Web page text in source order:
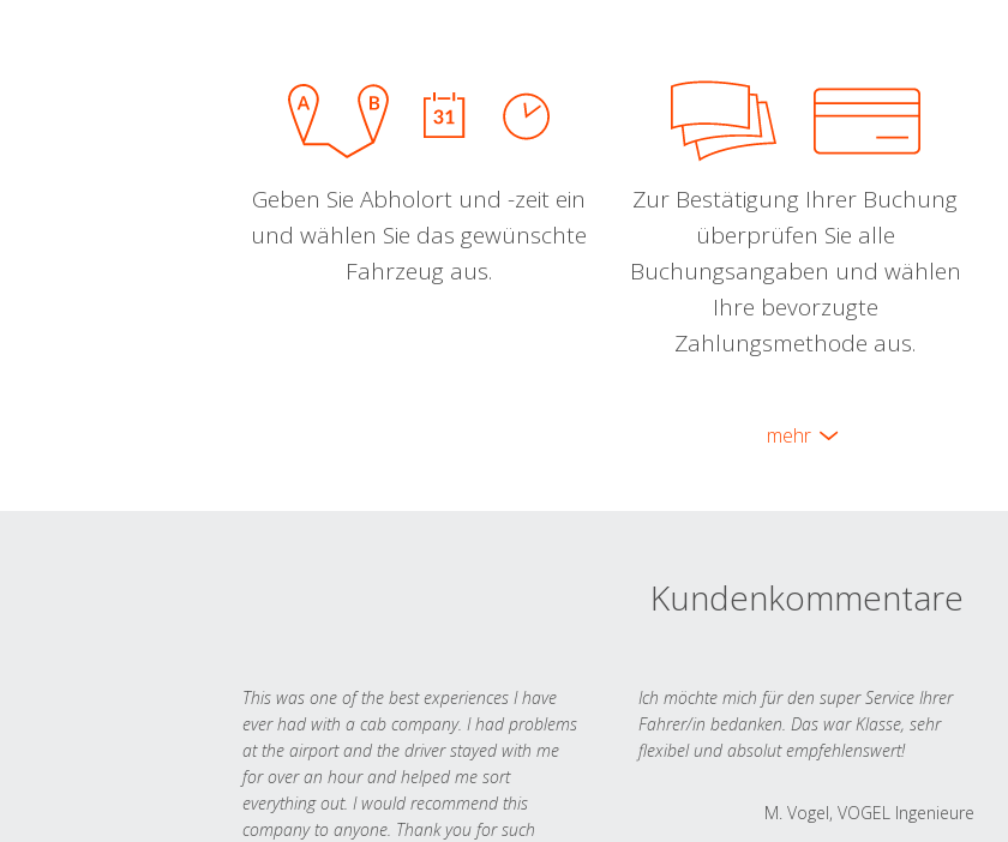
Geben Sie Abholort und -zeit ein
und wählen Sie das gewünschte
Fahrzeug aus.
Zur Bestätigung Ihrer Buchung
überprüfen Sie alle
Buchungsangaben und wählen
Ihre bevorzugte
Zahlungsmethode aus.
mehr
Kundenkommentare
This was one of the best experiences I have
ever had with a cab company. I had problems
at the airport and the driver stayed with me
for over an hour and helped me sort
everything out. I would recommend this
company to anyone. Thank you for such
Ich möchte mich für den super Service Ihrer
Fahrer/in bedanken. Das war Klasse, sehr
flexibel und absolut empfehlenswert!
M. Vogel, VOGEL Ingenieure